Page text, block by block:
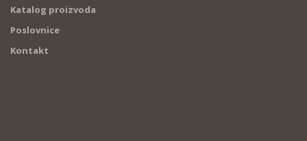
Katalog proizvoda
Poslovnice
Kontakt